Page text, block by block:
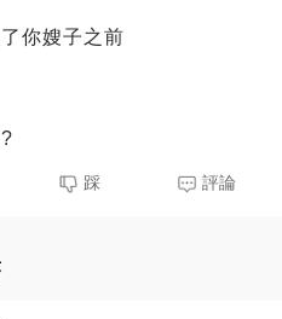
你嫂子之前
踩 評論